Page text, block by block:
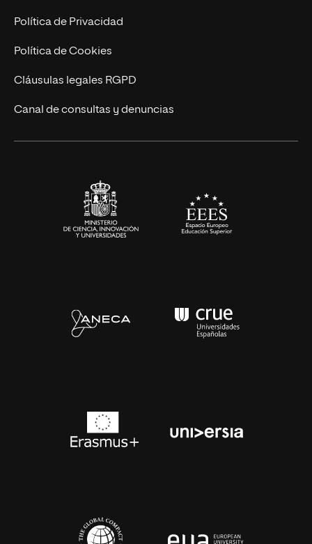
Postgrados
Cursos Universitarios
Trabaja en UNIR
Actualidad
UNIR Revista
Eventos
Política de Privacidad
Política de Cookies
Cláusulas legales RGPD
Canal de consultas y denuncias